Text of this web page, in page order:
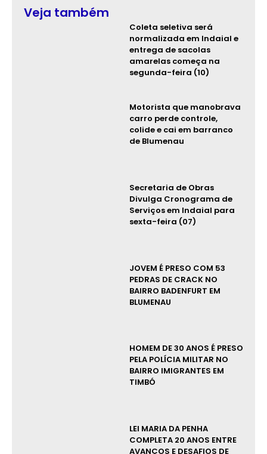
Veja também
Coleta seletiva será
normalizada em Indaial e
entrega de sacolas
amarelas começa na
segunda-feira (10)
Motorista que manobrava
carro perde controle,
colide e cai em barranco
de Blumenau
Secretaria de Obras
Divulga Cronograma de
Serviços em Indaial para
sexta-feira (07)
JOVEM É PRESO COM 53
PEDRAS DE CRACK NO
BAIRRO BADENFURT EM
BLUMENAU
HOMEM DE 30 ANOS É PRESO
PELA POLÍCIA MILITAR NO
BAIRRO IMIGRANTES EM
TIMBÓ
LEI MARIA DA PENHA
COMPLETA 20 ANOS ENTRE
AVANÇOS E DESAFIOS DE